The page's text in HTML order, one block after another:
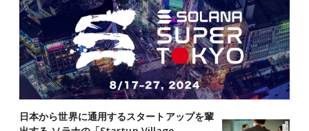
日本から世界に通用するスタートアップを輩